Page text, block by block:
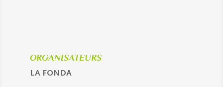
ORGANISATEURS
LA FONDA